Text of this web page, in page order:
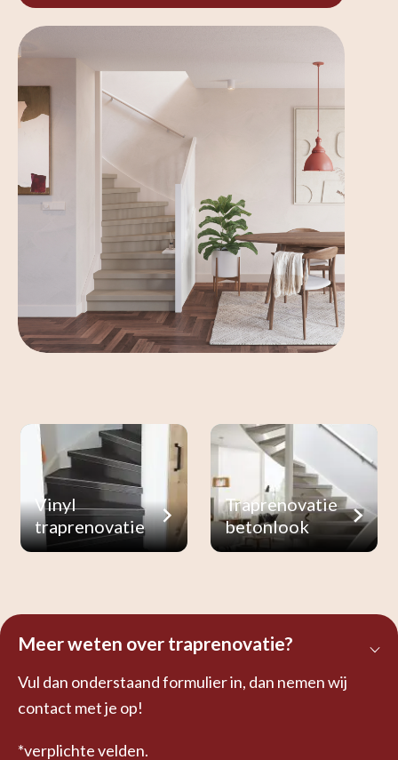
Vinyl
traprenovatie
Traprenovatie
betonlook
Meer weten over traprenovatie?
Vul dan onderstaand formulier in, dan nemen wij
contact met je op!
*verplichte velden.